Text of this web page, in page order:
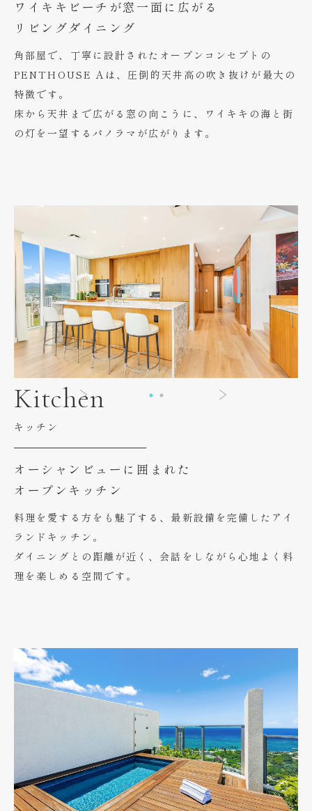
ワイキキビーチが窓一面に広がる
リビングダイニング
角部屋で、丁寧に設計されたオープンコンセプトの
PENTHOUSE Aは、圧倒的天井高の吹き抜けが最大の
特徴です。
床から天井まで広がる窓の向こうに、ワイキキの海と街
の灯を一望するパノラマが広がります。
Kitchen
キッチン
オーシャンビューに囲まれた
オープンキッチン
料理を愛する方をも魅了する、最新設備を完備したアイ
ランドキッチン。
ダイニングとの距離が近く、会話をしながら心地よく料
理を楽しめる空間です。